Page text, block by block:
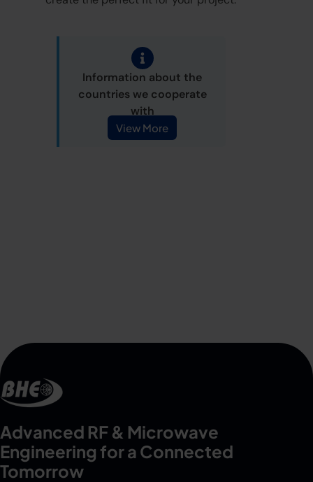
View More
Information about the
countries we cooperate
with
Advanced RF & Microwave
Engineering for a Connected
Tomorrow